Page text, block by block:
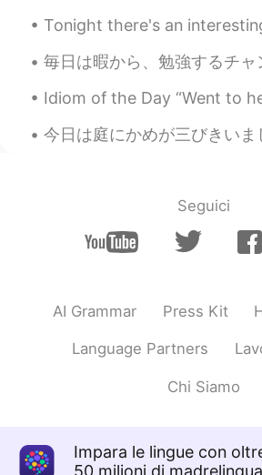
Izumi
ラフルな野菜のキツネ風
今日の夕食のメニューは
野菜のキツネ風うどんで
ブの組み合わせはなんか
オレンジの
花形にんじんと
盛り付けがちょっと映え
まぁまぁだった
撮りました。
Tonight there's an interesting story to tell. ✨Story by
毎日は暇から、勉強するチャンスがいっぱい。 二日前に机を掃除した。 きれいな机は私にやる気を与えます。 勉強しない時は映画を見る。 今
Idiom of the Day “Went to hell in a hand basket” Have you ever
今日は庭にかめが三びきいました。私のおっとはおもしろいしゃしんをとりました。ここはたくさんかめがい
Seguici
AI Grammar Press Kit
Language Partners
Chi Siamo
Impara le lingue con
50 milioni di madrelingua